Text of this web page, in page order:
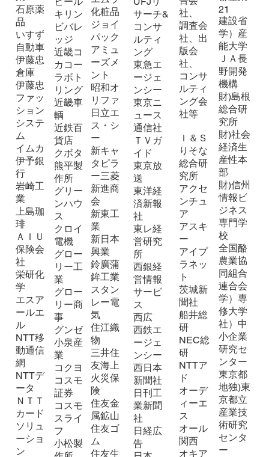
石原薬
品
いすず
自動車
伊藤忠
倉庫
伊藤忠
ファッ
ション
システ
ム
イムカ
伊予銀
行
岩崎工
業
上島珈
琲
ＡＩＵ
保険会
社
栄研化
学
エスア
ールエ
ル
NTT移
動通信
網
NTTデ
ータ
ＮＴＴ
カード
ソリュ
ーショ
ン
キリン
ビバレ
ッジ
近畿コ
カコー
ラボト
リング
近畿車
輌
近鉄百
貨店
クボタ
熊平製
作所
グリー
ンハウ
ス
クロイ
電機
グロー
リー工
業
グロー
リー商
事
グンゼ
小泉産
業
コクヨ
コスモ
証券
コスモ
スライ
フ
小松製
化粧品
ジョイ
パック
アミュ
ーズメ
ント
昭和オ
リファ
日立エ
ス・シ
ー
新キャ
タピラ
ー三菱
新進商
会
新東工
業
新日本
興業
鈴廣蒲
鉾工業
スタン
レー電
気
住江織
物
三井住
友海上
火災保
険
住友金
属鉱山
住友ゴ
ム
住友生
サーチ&
コンサ
ルティ
ング
東急エ
ージェ
ンシー
東京ニ
ュース
通信社
ＴＶガ
イド
東京放
送
東洋経
済新報
社
東レ経
営研究
所
西銀経
営情報
サービ
ス
西広
西鉄エ
ージェ
ンシー
西日本
新聞社
日刊工
業新聞
社
日経広
告
社、
調査会
社、出
版会
社、
コンサ
ルティ
ング会
社等
Ｉ＆Ｓ
りそな
総合研
究所
アクセ
ンチュ
ア
アスキ
ー
アイプ
ラネッ
ト
茨城新
聞社
船井総
研
NEC総
研
NTTア
ド
オーデ
ィーエ
ス
オール
関西
オキア
21
建設省
学）産
能大学
ＪＡ長
野開発
機構
財)島根
総合研
究所
財)社会
経済生
産性本
部
財)信州
情報ビ
ジネス
専門学
校
全国酪
農業協
同組合
連合会
学）専
修大学
社）中
小企業
研究セ
ンター
東京都
地独)東
京都立
産業技
術研究
センタ
ー